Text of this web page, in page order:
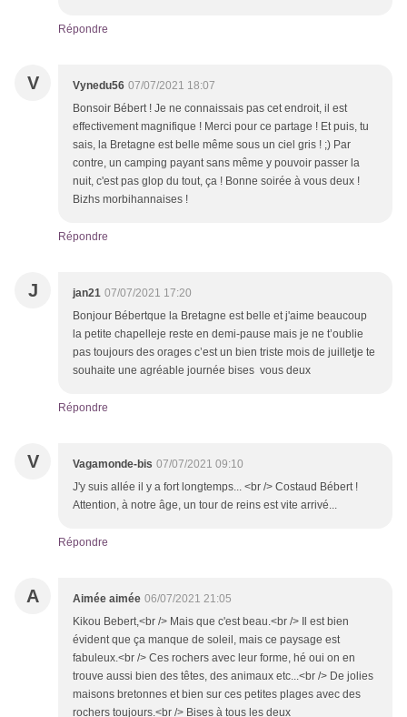
Répondre
V Vynedu56 07/07/2021 18:07
Bonsoir Bébert ! Je ne connaissais pas cet endroit, il est
effectivement magnifique ! Merci pour ce partage ! Et puis, tu
sais, la Bretagne est belle même sous un ciel gris ! ;) Par
contre, un camping payant sans même y pouvoir passer la
nuit, c'est pas glop du tout, ça ! Bonne soirée à vous deux !
Bizhs morbihannaises !
Répondre
J jan21 07/07/2021 17:20
Bonjour Bébertque la Bretagne est belle et j'aime beaucoup
la petite chapelleje reste en demi-pause mais je ne t’oublie
pas toujours des orages c’est un bien triste mois de juilletje te
souhaite une agréable journée bises vous deux
Répondre
V Vagamonde-bis 07/07/2021 09:10
J'y suis allée il y a fort longtemps... <br /> Costaud Bébert !
Attention, à notre âge, un tour de reins est vite arrivé...
Répondre
A Aimée aimée 06/07/2021 21:05
Kikou Bebert,<br /> Mais que c'est beau.<br /> Il est bien
évident que ça manque de soleil, mais ce paysage est
fabuleux.<br /> Ces rochers avec leur forme, hé oui on en
trouve aussi bien des têtes, des animaux etc...<br /> De jolies
maisons bretonnes et bien sur ces petites plages avec des
rochers toujours.<br /> Bises à tous les deux